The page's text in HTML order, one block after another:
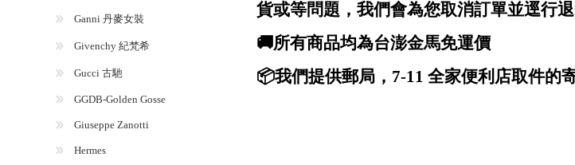
Fendi 芬迪
Givenchy
貨或等問題，我們會為您取消訂單並逕行退
🚚所有商品均為台澎金馬免運價
📦我們提供郵局，7-11 全家便利店取件的
Ganni 丹麥女裝
Givenchy 紀梵希
Gucci 古馳
GGDB-Golden Gosse
Giuseppe Zanotti
Hermes